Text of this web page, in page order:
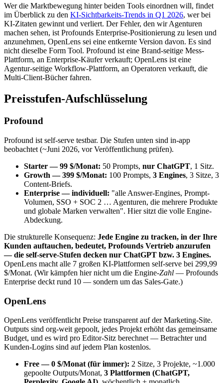
Wer die Marktbewegung hinter beiden Tools einordnen will, findet
im Überblick zu den KI-Sichtbarkeits-Trends in Q1 2026, wer bei
KI-Zitaten gewinnt und verliert. Der Fehler, den wir Agenturen
machen sehen, ist Profounds Enterprise-Positionierung zu lesen und
anzunehmen, OpenLens sei eine entkernte Version davon. Es sind
nicht dieselbe Form Tool. Profound ist eine Brand-seitige Mess-
Plattform, an Enterprise-Käufer verkauft; OpenLens ist eine
Agentur-seitige Workflow-Plattform, an Operatoren verkauft, die
Multi-Client-Bücher fahren.
Preisstufen-Aufschlüsselung
Profound
Profound ist self-serve testbar. Die Stufen unten sind in-app
beobachtet (~Juni 2026, vor Veröffentlichung prüfen).
Starter — 99 $/Monat: 50 Prompts, nur ChatGPT, 1 Sitz.
Growth — 399 $/Monat: 100 Prompts, 3 Engines, 3 Sitze, 3
Content-Briefs.
Enterprise — individuell: "alle Answer-Engines, Prompt-
Volumen, SSO + SOC 2 … Agenturen, die mehrere Produkte
und globale Marken verwalten". Hier sitzt die volle Engine-
Abdeckung.
Die strukturelle Konsequenz: Jede Engine zu tracken, in der Ihre
Kunden auftauchen, bedeutet, Profounds Vertrieb anzurufen
— die self-serve-Stufen decken nur ChatGPT bzw. 3 Engines.
OpenLens macht alle 7 großen KI-Plattformen self-serve bei 299,99
$/Monat. (Wir kämpfen hier nicht um die Engine-Zahl — Profounds
Enterprise deckt rund 10 — sondern um das Sales-Gate.)
OpenLens
OpenLens veröffentlicht Preise transparent auf der Marketing-Site.
Outputs sind org-weit gepoolt, jedes Projekt erhöht das gemeinsame
Budget, und es wird pro Editor-Sitz berechnet — Betrachter und
Kunden-Logins sind auf jedem Plan kostenlos.
Free — 0 $/Monat (für immer): 2 Sitze, 3 Projekte, ~1.000
gepoolte Outputs/Monat, 3 Plattformen (ChatGPT,